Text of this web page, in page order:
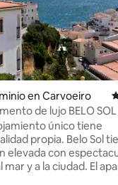
4.98 de 5; 398
en Carvoeiro
de lujo BELO
mar
único tiene
propia. Belo Sol
elevada con
y a la ciudad. El apartamento